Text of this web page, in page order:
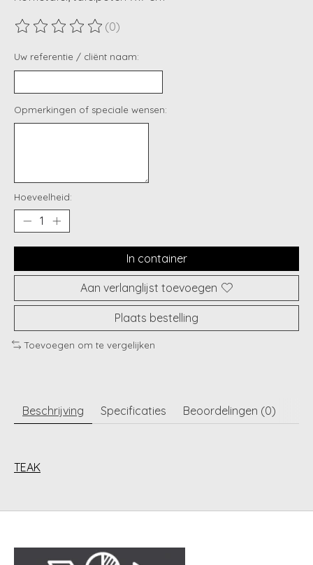
De beoordeling van dit product is
(0)
Uw referentie / cliënt naam:
Opmerkingen of speciale wensen:
Hoeveelheid:
In container
Aan verlanglijst toevoegen
Plaats bestelling
Toevoegen om te vergelijken
Beschrijving Specificaties Beoordelingen (0)
TEAK